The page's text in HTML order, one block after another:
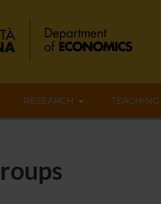
RESEARCH TEACHING